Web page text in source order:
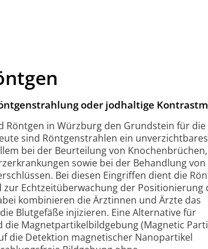
oder jodhaltige
Röntgen in Würzburg den Grundstein für die
sind Röntgenstrahlen ein unverzichtbares
bei der Beurteilung von Knochenbrüchen,
sowie bei der Behandlung von
Bei diesen Eingriffen dient die
Echtzeitüberwachung der Positionierung
kombinieren die Ärztinnen und Ärzte das
Blutgefäße injizieren. Eine Alternative für
Magnetpartikelbildgebung (Magnetic
die Detektion magnetischer Nanopartikel